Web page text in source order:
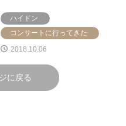
ハイドン
コンサートに行ってきた
2018.10.06
に戻る